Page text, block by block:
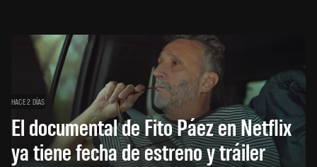
HACE 2 DÍAS
El documental de Fito Páez en Netflix
ya tiene fecha de estreno y tráiler